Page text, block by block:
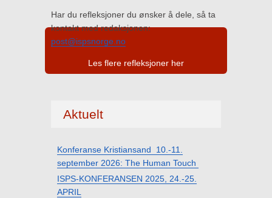
Har du refleksjoner du ønsker å dele, så ta
kontakt med redaksjonen:
post@ispsnorge.no
Les flere refleksjoner her
Aktuelt
Konferanse Kristiansand 10.-11.
september 2026: The Human Touch
ISPS-KONFERANSEN 2025, 24.-25.
APRIL